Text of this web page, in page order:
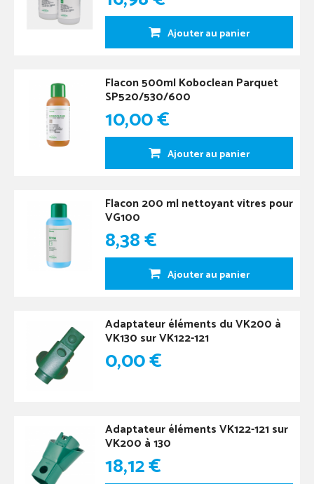
Ajouter au panier
Flacon 500ml Koboclean Parquet
SP520/530/600
10,00 €
Ajouter au panier
Flacon 200 ml nettoyant vitres pour
VG100
8,38 €
Ajouter au panier
Adaptateur éléments du VK200 à
VK130 sur VK122-121
0,00 €
Adaptateur éléments VK122-121 sur
VK200 à 130
18,12 €